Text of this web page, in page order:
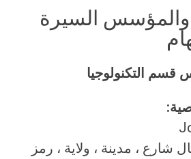
عينة CTO والمؤسس السيرة
التكنولوجيا
123 مثال شارع ، مدينة ، ولاية ، رمز